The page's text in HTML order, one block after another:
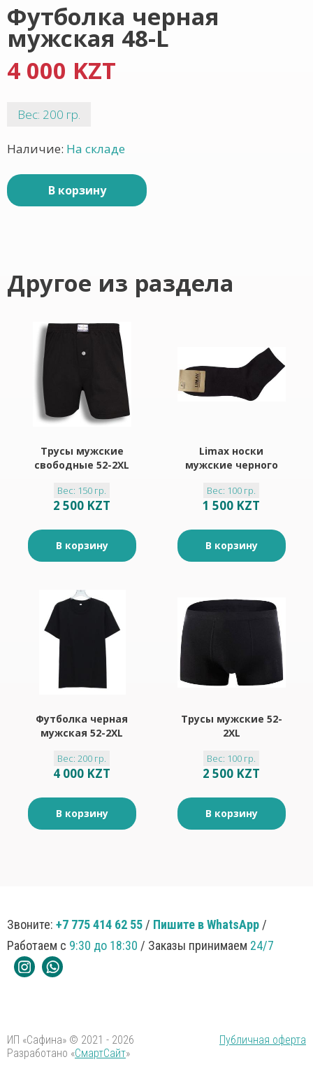
Футболка черная
мужская 48-L
4 000 KZT
Вес: 200 гр.
Наличие: На складе
В корзину
Другое из раздела
Трусы мужские
свободные 52-2XL
Вес: 150 гр.
2 500 KZT
В корзину
Limax носки
мужские черного
Вес: 100 гр.
1 500 KZT
В корзину
Футболка черная
мужская 52-2XL
Вес: 200 гр.
4 000 KZT
В корзину
Трусы мужские 52-
2XL
Вес: 100 гр.
2 500 KZT
В корзину
Звоните: +7 775 414 62 55 / Пишите в WhatsApp /
Работаем с 9:30 до 18:30 / Заказы принимаем 24/7
ИП «Сафина» © 2021 - 2026
Публичная оферта
Разработано «СмартСайт»